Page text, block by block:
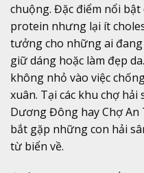
chuộng. Đặc điểm nổi
protein nhưng lại ít
tưởng cho những ai
giữ dáng hoặc làm đẹp
không nhỏ vào việc
xuân. Tại các khu chợ
Dương Đông hay Chợ
bắt gặp những con hải
từ biển về.